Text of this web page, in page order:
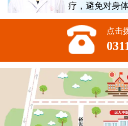
疗，避免对身
点击